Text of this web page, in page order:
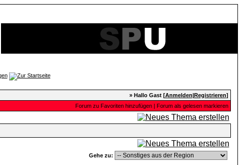
» Hallo Gast [Anmelden|Registrieren]
Forum zu Favoriten hinzufügen| Forum als gelesen markieren
Gehe zu: